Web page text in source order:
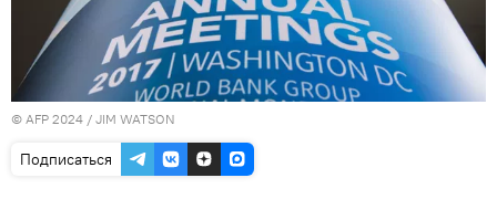
© AFP 2024 / JIM WATSON
Подписаться